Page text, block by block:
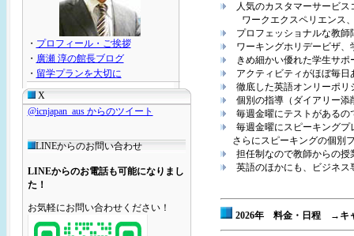
・ プロフィール・ご挨拶
・ 廣瀬 淳の館長ブログ
・ 留学プランを大切に
X
@icnjapan_aus からのツイート
LINEからのお問い合わせ
LINEからのお電話も可能になりまし
た！
お気軽にお問い合わせください！
人気のカスタマーサービス
ワークエクスペリエンス、
プロフェッショナルな教師
ワーキングホリデービザ
きめ細かい優れた学生サポ
アクティビティがほぼ毎日
徹底した英語オンリーポリ
個別の指導（ダイアリー添
毎週金曜にテストがあるの
毎週金曜にスピーキングプ
さらにスピーキングの個別
担任制なので教師からの授
英語のほかにも、ビジネス
2026年 料金・日程 →キ